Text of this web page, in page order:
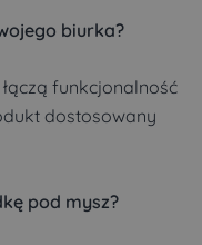
biurka?
łączą funkcjonalność
dostosowany
pod mysz?